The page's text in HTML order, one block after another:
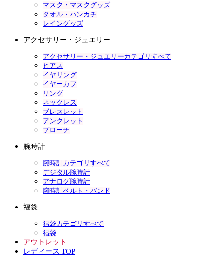
マスク・マスクグッズ
タオル・ハンカチ
レイングッズ
アクセサリー・ジュエリー
アクセサリー・ジュエリーカテゴリすべて
ピアス
イヤリング
イヤーカフ
リング
ネックレス
ブレスレット
アンクレット
ブローチ
腕時計
腕時計カテゴリすべて
デジタル腕時計
アナログ腕時計
腕時計ベルト・バンド
福袋
福袋カテゴリすべて
福袋
アウトレット
レディース TOP